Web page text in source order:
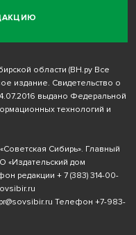
области (ВН.ру Все
издание. Свидетельство о
выдано Федеральной
технологий и
Сибирь». Главный
«Издательский дом
редакции + 7 (383) 314-00-
pr@sovsibir.ru Телефон +7-983-